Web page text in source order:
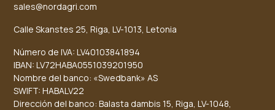
sales@nordagri.com
Calle Skanstes 25, Riga, LV-1013, Letonia
Número de IVA: LV40103841894
IBAN: LV72HABA0551039201950
Nombre del banco: «Swedbank» AS
SWIFT: HABALV22
Dirección del banco: Balasta dambis 15, Riga, LV-1048,